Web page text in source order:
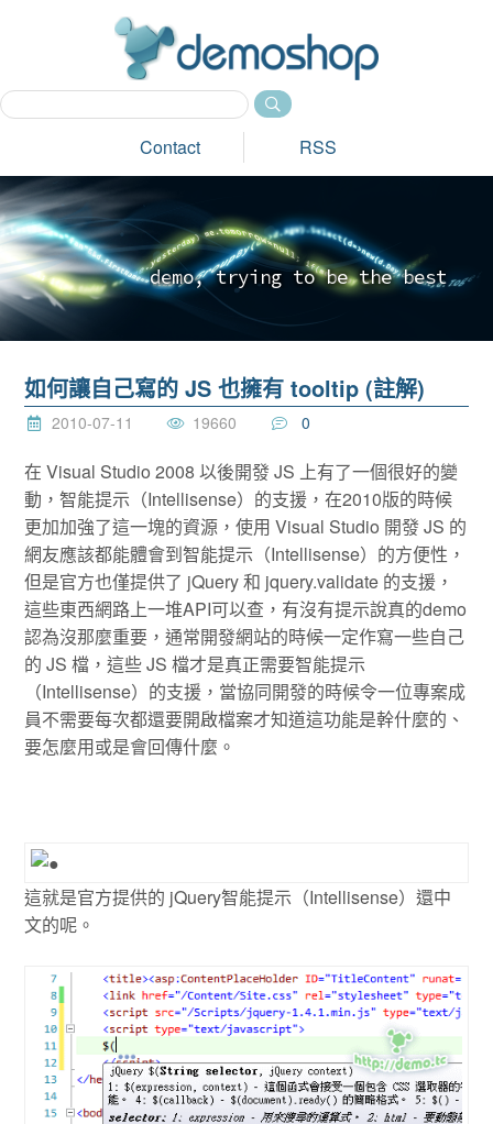
Contact RSS
demo, tryi ng to be the best_
如何讓自己寫的 JS 也擁有 tooltip (註解)
2010-07-11 19660 0
在 Visual Studio 2008 以後開發 JS 上有了一個很好的變
動，智能提示（Intellisense）的支援，在2010版的時候
更加加強了這一塊的資源，使用 Visual Studio 開發 JS 的
網友應該都能體會到智能提示（Intellisense）的方便性，
但是官方也僅提供了 jQuery 和 jquery.validate 的支援，
這些東西網路上一堆API可以查，有沒有提示說真的demo
認為沒那麼重要，通常開發網站的時候一定作寫一些自己
的 JS 檔，這些 JS 檔才是真正需要智能提示
（Intellisense）的支援，當協同開發的時候令一位專案成
員不需要每次都還要開啟檔案才知道這功能是幹什麼的、
要怎麼用或是會回傳什麼。
這就是官方提供的 jQuery智能提示（Intellisense）還中
文的呢。